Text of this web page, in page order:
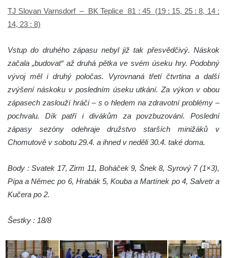
TJ Slovan Varnsdorf – BK Teplice 81 : 45 (19 : 15, 25 : 8, 14 :
14, 23 : 8)
Vstup do druhého zápasu nebyl již tak přesvědčivý. Náskok
začala „budovat“ až druhá pětka ve svém úseku hry. Podobný
vývoj měl i druhý poločas. Vyrovnaná třetí čtvrtina a další
zvýšení náskoku v posledním úseku utkání. Za výkon v obou
zápasech zaslouží hráči – s o hledem na zdravotní problémy –
pochvalu. Dík patří i divákům za povzbuzování. Poslední
zápasy sezóny odehraje družstvo starších minižáků v
Chomutově v sobotu 29.4. a ihned v neděli 30.4. také doma.
Body : Svatek 17, Zirm 11, Boháček 9, Šnek 8, Syrový 7 (1×3),
Pípa a Němec po 6, Hrabák 5, Kouba a Martínek po 4, Salvetr a
Kučera po 2.
Šestky : 18/8